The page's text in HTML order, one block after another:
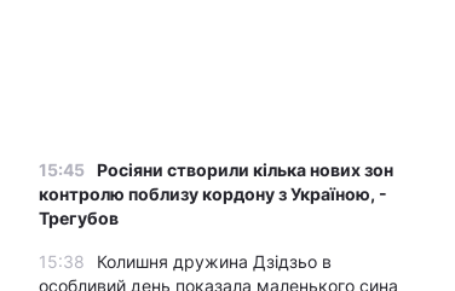
15:45 Росіяни створили кілька нових зон
контролю поблизу кордону з Україною, -
Трегубов
15:38
Колишня дружина Дзідзьо в
особливий день показала маленького сина